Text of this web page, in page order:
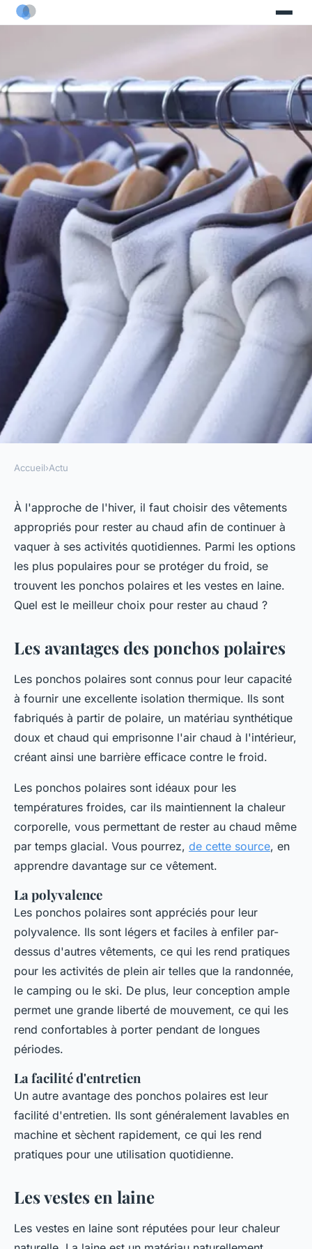
Ponchos polaires vs vestes en
laine : quel est le meilleur
choix pour rester au chaud ?
ozanne•12 octobre 2023•2 min de lecture
Accueil›Actu
À l'approche de l'hiver, il faut choisir des vêtements
appropriés pour rester au chaud afin de continuer à
vaquer à ses activités quotidiennes. Parmi les options
les plus populaires pour se protéger du froid, se
trouvent les ponchos polaires et les vestes en laine.
Quel est le meilleur choix pour rester au chaud ?
Les avantages des ponchos polaires
Les ponchos polaires sont connus pour leur capacité
à fournir une excellente isolation thermique. Ils sont
fabriqués à partir de polaire, un matériau synthétique
doux et chaud qui emprisonne l'air chaud à l'intérieur,
créant ainsi une barrière efficace contre le froid.
Les ponchos polaires sont idéaux pour les
températures froides, car ils maintiennent la chaleur
corporelle, vous permettant de rester au chaud même
par temps glacial. Vous pourrez, de cette source, en
apprendre davantage sur ce vêtement.
La polyvalence
Les ponchos polaires sont appréciés pour leur
polyvalence. Ils sont légers et faciles à enfiler par-
dessus d'autres vêtements, ce qui les rend pratiques
pour les activités de plein air telles que la randonnée,
le camping ou le ski. De plus, leur conception ample
permet une grande liberté de mouvement, ce qui les
rend confortables à porter pendant de longues
périodes.
La facilité d'entretien
Un autre avantage des ponchos polaires est leur
facilité d'entretien. Ils sont généralement lavables en
machine et sèchent rapidement, ce qui les rend
pratiques pour une utilisation quotidienne.
Les vestes en laine
Les vestes en laine sont réputées pour leur chaleur